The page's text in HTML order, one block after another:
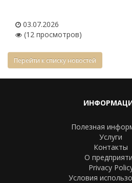
03.07.2026
(12 просмотров)
Перейти к списку новостей
Полезная
Услуги
Контакты
О
Privacy
Условия